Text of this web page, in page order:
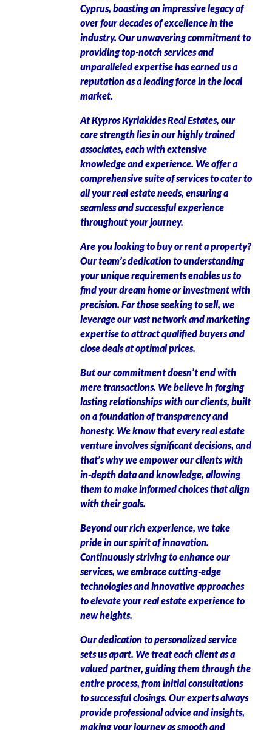
Cyprus, boasting an impressive legacy of
over four decades of excellence in the
industry. Our unwavering commitment to
providing top-notch services and
unparalleled expertise has earned us a
reputation as a leading force in the local
market.
At Kypros Kyriakides Real Estates, our
core strength lies in our highly trained
associates, each with extensive
knowledge and experience. We offer a
comprehensive suite of services to cater to
all your real estate needs, ensuring a
seamless and successful experience
throughout your journey.
Are you looking to buy or rent a property?
Our team’s dedication to understanding
your unique requirements enables us to
find your dream home or investment with
precision. For those seeking to sell, we
leverage our vast network and marketing
expertise to attract qualified buyers and
close deals at optimal prices.
But our commitment doesn’t end with
mere transactions. We believe in forging
lasting relationships with our clients, built
on a foundation of transparency and
honesty. We know that every real estate
venture involves significant decisions, and
that’s why we empower our clients with
in-depth data and knowledge, allowing
them to make informed choices that align
with their goals.
Beyond our rich experience, we take
pride in our spirit of innovation.
Continuously striving to enhance our
services, we embrace cutting-edge
technologies and innovative approaches
to elevate your real estate experience to
new heights.
Our dedication to personalized service
sets us apart. We treat each client as a
valued partner, guiding them through the
entire process, from initial consultations
to successful closings. Our experts always
provide professional advice and insights,
making your journey as smooth and